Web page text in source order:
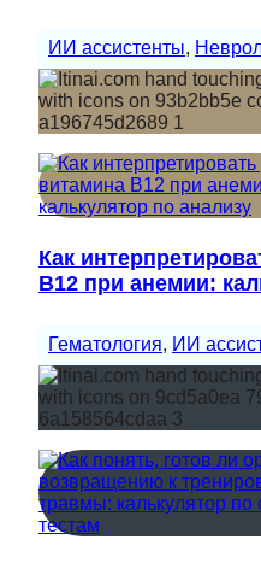
ИИ ассистенты,
Как
B12 при анемии:
Гематология, ИИ